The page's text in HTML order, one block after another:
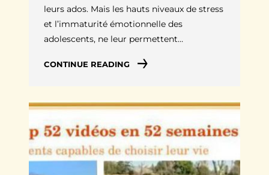
leurs ados. Mais les hauts niveaux de stress
et l’immaturité émotionnelle des
adolescents, ne leur permettent…
CONTINUE READING